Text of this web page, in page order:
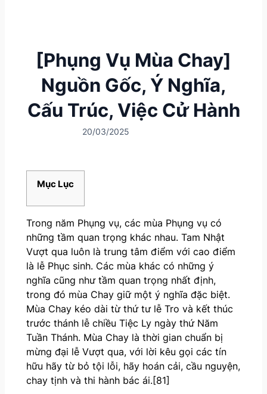
[Phụng Vụ Mùa Chay]
Nguồn Gốc, Ý Nghĩa,
Cấu Trúc, Việc Cử Hành
20/03/2025
Mục Lục
Trong năm Phụng vụ, các mùa Phụng vụ có
những tầm quan trọng khác nhau. Tam Nhật
Vượt qua luôn là trung tâm điểm với cao điểm
là lễ Phục sinh. Các mùa khác có những ý
nghĩa cũng như tầm quan trọng nhất định,
trong đó mùa Chay giữ một ý nghĩa đặc biệt.
Mùa Chay kéo dài từ thứ tư lễ Tro và kết thúc
trước thánh lễ chiều Tiệc Ly ngày thứ Năm
Tuần Thánh. Mùa Chay là thời gian chuẩn bị
mừng đại lễ Vượt qua, với lời kêu gọi các tín
hữu hãy từ bỏ tội lỗi, hãy hoán cải, cầu nguyện,
chay tịnh và thi hành bác ái.[81]